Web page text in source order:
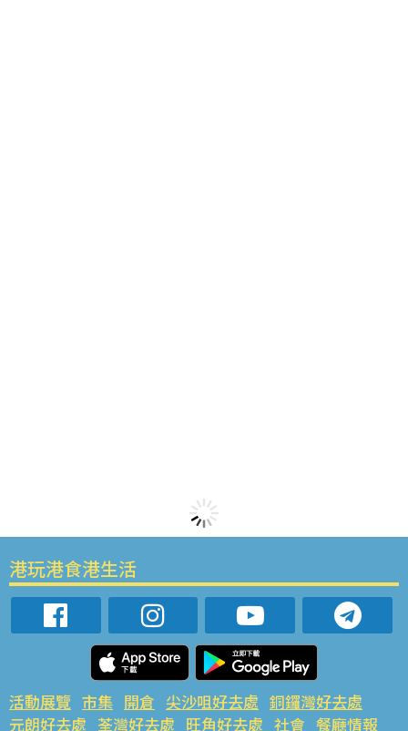
港玩港食港生活
活動展覽 市集 開倉 尖沙咀好去處 銅鑼灣好去處
元朗好去處 荃灣好去處 旺角好去處 社會 餐廳情報